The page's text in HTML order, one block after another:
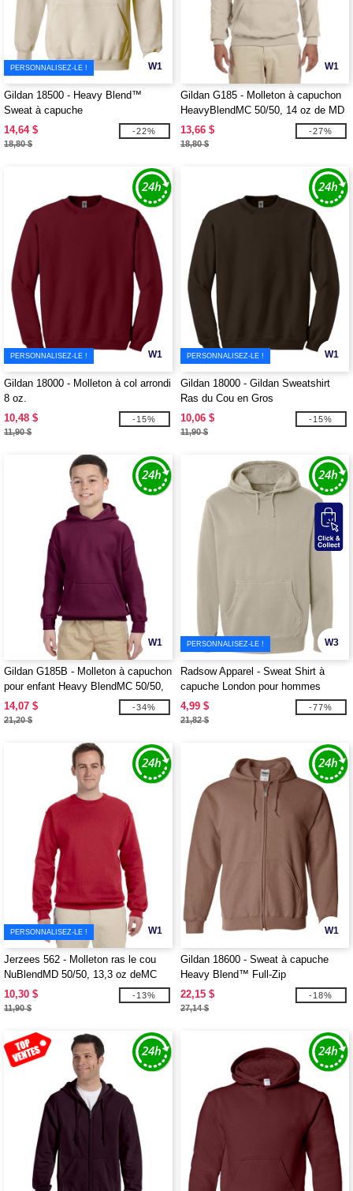
W1
PERSONNALISEZ-LE !
Gildan 18500 - Heavy Blend™
Sweat à capuche
14,64 $
18,80 $
-22%
W1
Gildan G185 - Molleton à capuchon
HeavyBlendMC 50/50, 14 oz de MD
(18500)
13,66 $
18,80 $
-27%
W1
PERSONNALISEZ-LE !
Gildan 18000 - Molleton à col arrondi
8 oz.
10,48 $
11,90 $
-15%
W1
PERSONNALISEZ-LE !
Gildan 18000 - Gildan Sweatshirt
Ras du Cou en Gros
10,06 $
11,90 $
-15%
W1
Gildan G185B - Molleton à capuchon
pour enfant Heavy BlendMC 50/50,
13,3 oz de MD
14,07 $
21,20 $
-34%
W3
PERSONNALISEZ-LE !
Radsow Apparel - Sweat Shirt à
capuche London pour hommes
4,99 $
21,82 $
-77%
W1
PERSONNALISEZ-LE !
Jerzees 562 - Molleton ras le cou
NuBlendMD 50/50, 13,3 oz deMC
10,30 $
11,90 $
-13%
W1
Gildan 18600 - Sweat à capuche
Heavy Blend™ Full-Zip
22,15 $
27,14 $
-18%